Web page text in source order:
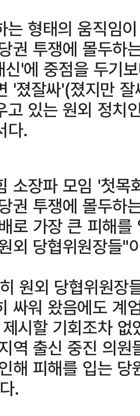
는 형태의 움직임
권 투쟁에 몰두하
'에 중점을 두기
'졌잘싸'(졌지만
고 있는 원외 정치
다.
소장파 모임 '첫
권 투쟁에 몰두하
로 가장 큰 피해
외 당협위원장들"
원외 당협위원장
싸워 왔음에도 계
시할 기회조차
역 출신 중진 의
해 피해를 입는
.